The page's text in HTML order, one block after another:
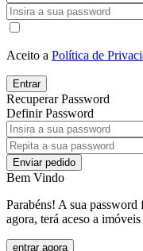
Aceito a Política de
Entrar
Recuperar Password
Definir Password
Enviar pedido
Bem Vindo
Parabéns! A sua
agora, terá aceso a
entrar agora